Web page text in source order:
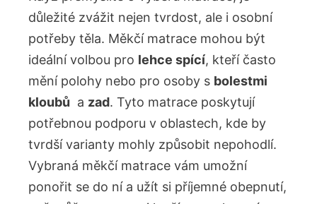
důležité zvážit‍ nejen tvrdost, ‍ale​ i osobní
potřeby těla.‌ Měkčí matrace mohou být
ideální volbou pro lehce spící, kteří ‌často
mění polohy nebo pro osoby s bolestmi
kloubů ​ a⁢ zad. Tyto matrace ​poskytují
potřebnou podporu v oblastech, kde by⁢
tvrdší varianty mohly způsobit nepohodlí.
Vybraná měkčí matrace vám umožní
ponořit ⁣se do ​ní a užít si‌ příjemné obepnutí,